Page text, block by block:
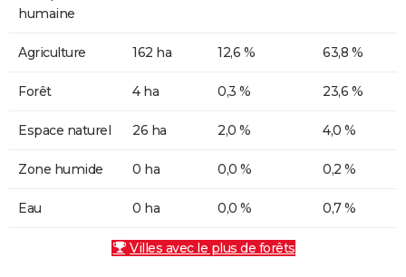
humaine
Agriculture 162 ha 12,6 % 63,8 %
Forêt 4 ha 0,3 % 23,6 %
Espace naturel 26 ha 2,0 % 4,0 %
Zone humide 0 ha 0,0 % 0,2 %
Eau 0 ha 0,0 % 0,7 %
Villes avec le plus de forêts